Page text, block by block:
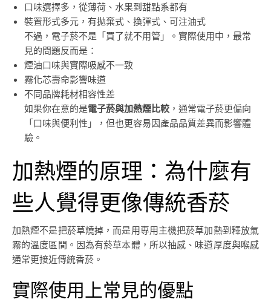
口味選擇多，從薄荷、水果到甜點系都有
裝置形式多元，有拋棄式、換彈式、可注油式
不過，電子菸不是「買了就不用管」。實際使用中，最常
見的問題反而是：
煙油口味與實際吸感不一致
霧化芯壽命影響味道
不同品牌耗材相容性差
如果你在意的是電子菸與加熱煙比較 ，通常電子菸更偏向
「口味與便利性」，但也更容易因產品品質差異而影響體
驗。
加熱煙的原理：為什麼有
些人覺得更像傳統香菸
加熱煙不是把菸草燒掉，而是用專用主機把菸草加熱到釋放氣
霧的溫度區間。因為有菸草本體，所以抽感、味道厚度與喉感
通常更接近傳統香菸。
實際使用上常見的優點